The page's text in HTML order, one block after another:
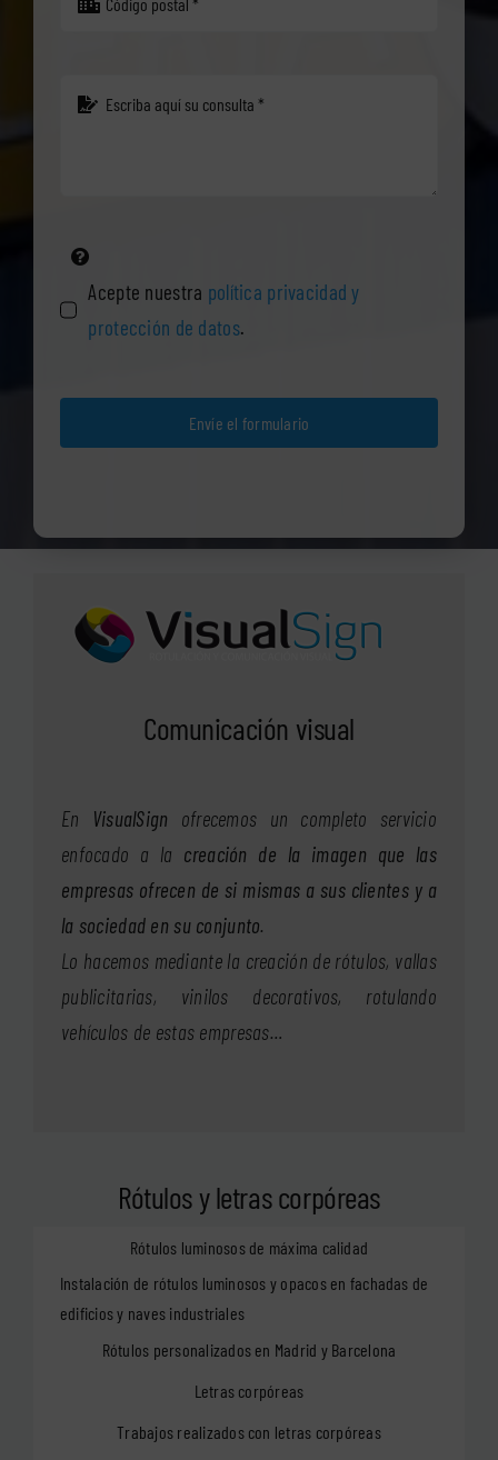
Acepte nuestra política privacidad y
protección de datos.
Envíe el formulario
Comunicación visual
En VisualSign ofrecemos un completo servicio
enfocado a la creación de la imagen que las
empresas ofrecen de si mismas a sus clientes y a
la sociedad en su conjunto.
Lo hacemos mediante la creación de rótulos, vallas
publicitarias, vinilos decorativos, rotulando
vehículos de estas empresas…
Rótulos y letras corpóreas
Rótulos luminosos de máxima calidad
Instalación de rótulos luminosos y opacos en fachadas de
edificios y naves industriales
Rótulos personalizados en Madrid y Barcelona
Letras corpóreas
Trabajos realizados con letras corpóreas